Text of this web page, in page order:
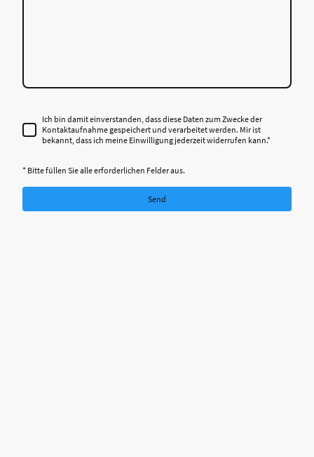
Ich bin damit einverstanden, dass diese Daten zum Zwecke der
Kontaktaufnahme gespeichert und verarbeitet werden. Mir ist
bekannt, dass ich meine Einwilligung jederzeit widerrufen kann.*
* Bitte füllen Sie alle erforderlichen Felder aus.
Send